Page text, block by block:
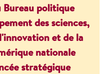
politique
des sciences,
et de la
nationale
stratégique